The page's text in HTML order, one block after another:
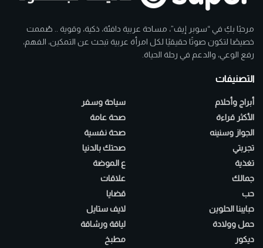
مرحبًا بكِ في “سوبر إيف”، مساحة عربية دافئة، ذكية، وقوية .. صُممت
خصيصًا لتكون صوتًا حقيقيًا لكل امرأة عربية تبحث عن التمكين، الفهم،
رفع الوعي، والدعم في رحلة الحياة.
التصنيفات
أبراج وأحلام
الأكثر قراءة
الجواز وسنينه
تجربتي
تغذية
جمالك
حب
حبايبنا الحلوين
حمل وولادة
ديكور
سياحة وسفر
صحة عامة
صحة نفسية
صحتك بالدنيا
ع الموضة
علاقات
قضايا
لايف ستايل
لياقة ورشاقة
مطبخ